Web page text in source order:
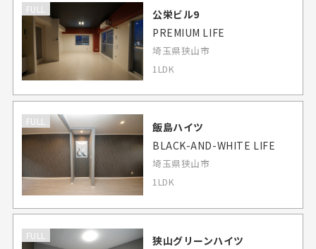
FULL
公栄ビル9
PREMIUM LIFE
埼玉県狭山市
1LDK
FULL
飯島ハイツ
BLACK-AND-WHITE LIFE
埼玉県狭山市
1LDK
FULL
狭山グリーンハイツ